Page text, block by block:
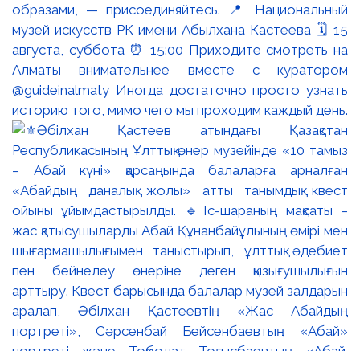
образами, — присоединяйтесь. 📍 Национальный
музей искусств РК имени Абылхана Кастеева 🗓 15
августа, суббота ⏰ 15:00 Приходите смотреть на
Алматы внимательнее вместе с куратором
@guideinalmaty Иногда достаточно просто узнать
историю того, мимо чего мы проходим каждый день.